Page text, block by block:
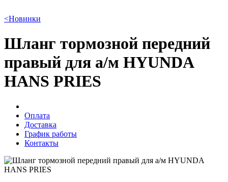
<Новинки
Шланг тормозной передний
правый для а/м HYUNDA
HANS PRIES
Оплата
Доставка
График работы
Контакты